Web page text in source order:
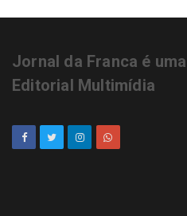
Jornal da Franca é
Editorial Multimídia